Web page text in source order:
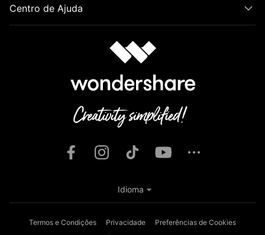
Centro de Ajuda
Termos e Condições Privacidade
Preferências de Cookies
Idioma